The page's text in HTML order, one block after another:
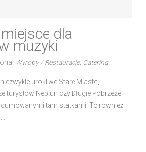
dla
muzyki
Wyroby / Restauracje, Catering
urokliwe Stare Miasto,
turystów Neptun czy Długie Pobrzeże
tam statkami. To również